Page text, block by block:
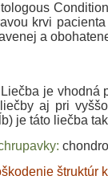
krvi
a
Liečba je vhodná
aj pri
je táto liečba
štruktúr